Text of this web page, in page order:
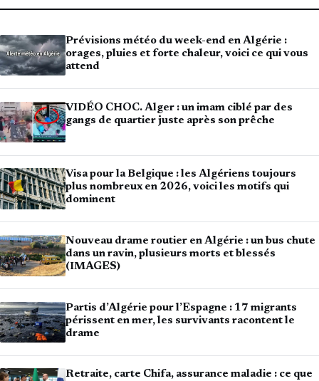
Prévisions météo du week-end en Algérie :
orages, pluies et forte chaleur, voici ce qui vous
attend
VIDÉO CHOC. Alger : un imam ciblé par des
gangs de quartier juste après son prêche
Visa pour la Belgique : les Algériens toujours
plus nombreux en 2026, voici les motifs qui
dominent
Nouveau drame routier en Algérie : un bus chute
dans un ravin, plusieurs morts et blessés
(IMAGES)
Partis d’Algérie pour l’Espagne : 17 migrants
périssent en mer, les survivants racontent le
drame
Retraite, carte Chifa, assurance maladie : ce que